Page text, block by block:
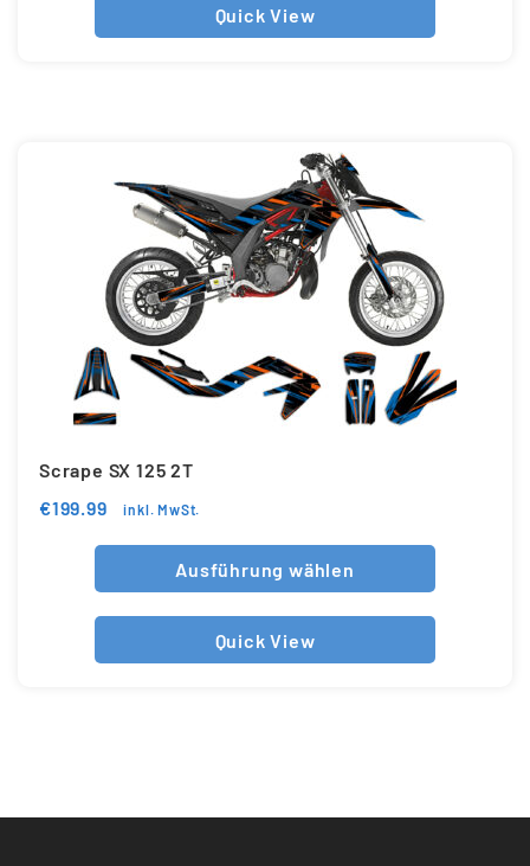
Quick View
Scrape SX 125 2T
€199.99 inkl. MwSt.
Ausführung wählen
Quick View